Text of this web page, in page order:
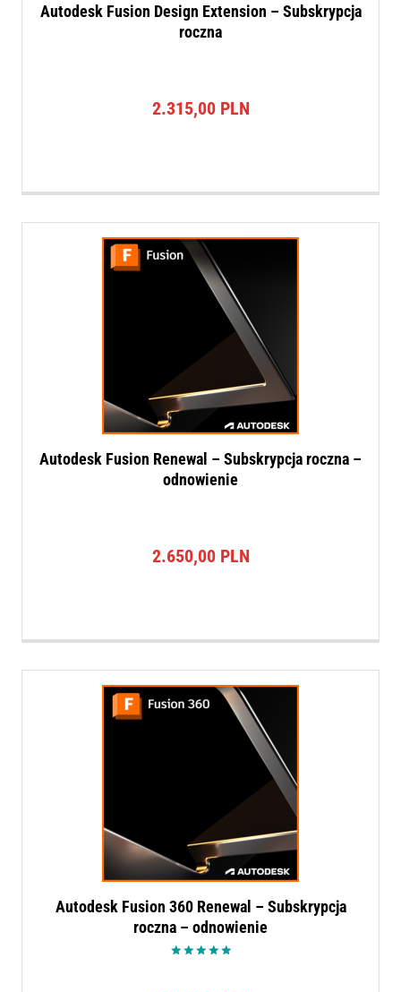
Autodesk Fusion Design Extension – Subskrypcja
roczna
2.315,00 PLN
Autodesk Fusion Renewal – Subskrypcja roczna –
odnowienie
2.650,00 PLN
Autodesk Fusion 360 Renewal – Subskrypcja
roczna – odnowienie